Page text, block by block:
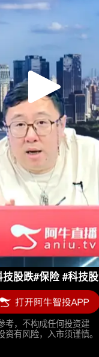
Play
Video
股跌#保险 #科技股
考，不构成任何投资建
有风险，入市须谨慎。